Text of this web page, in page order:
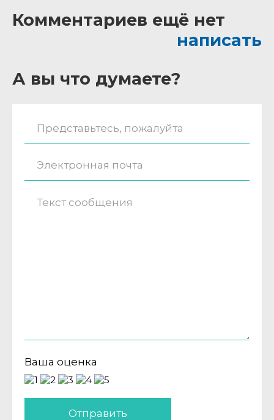
Комментариев ещё нет
написать
А вы что думаете?
Ваша оценка
Отправить